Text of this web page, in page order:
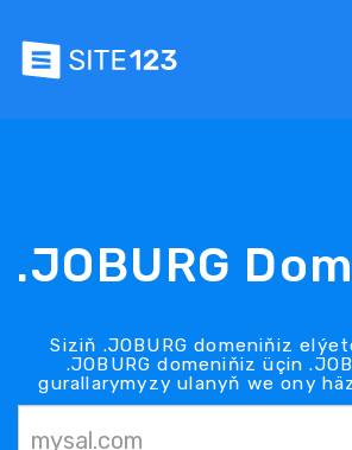
.JOBURG
Siziň .JOBURG domeniňiz
.JOBURG domeniňiz üçin
gurallarymyzy ulanyň we ony